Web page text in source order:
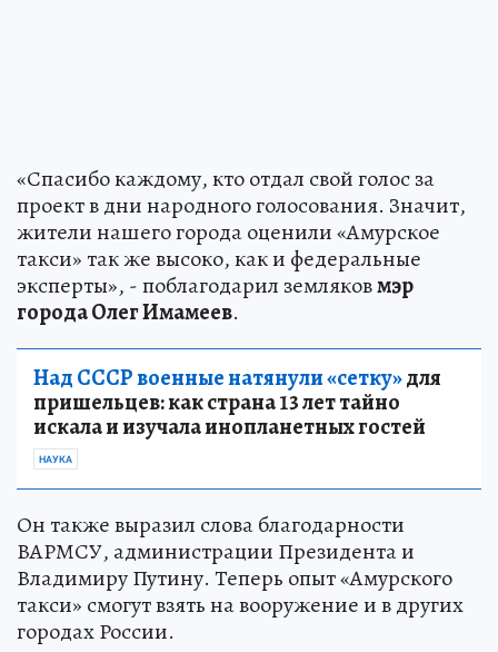
«Спасибо каждому, кто отдал свой голос за
проект в дни народного голосования. Значит,
жители нашего города оценили «Амурское
такси» так же высоко, как и федеральные
эксперты», - поблагодарил земляковмэр
города Олег Имамеев.
Над СССР военные натянули «сетку»для
пришельцев: как страна 13 лет тайно
искала и изучала инопланетных гостей
НАУКА
Он также выразил слова благодарности
ВАРМСУ, администрации Президента и
Владимиру Путину. Теперь опыт «Амурского
такси» смогут взять на вооружение и в других
городах России.